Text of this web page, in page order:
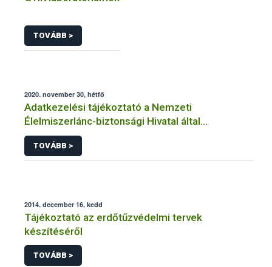
TOVÁBB >
2020. november 30, hétfő
Adatkezelési tájékoztató a Nemzeti
Élelmiszerlánc-biztonsági Hivatal által
üzemeltetett élelmiszerlánc-felügyeleti
információs rendszerhez (FELIR) kapcsolódó
adatkezeléséhez
TOVÁBB >
2014. december 16, kedd
Tájékoztató az erdőtűzvédelmi tervek
készítéséről
TOVÁBB >